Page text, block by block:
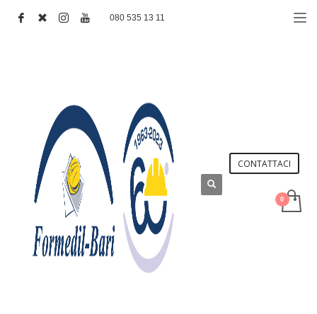
080 535 13 11
CONTATTACI